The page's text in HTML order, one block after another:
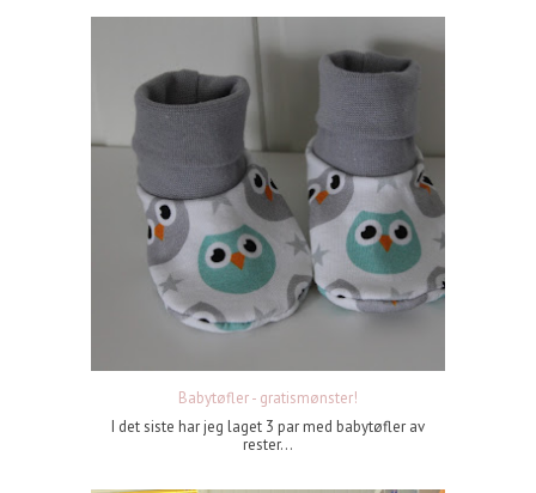
Babytøfler - gratismønster!
I det siste har jeg laget 3 par med babytøfler av
rester...